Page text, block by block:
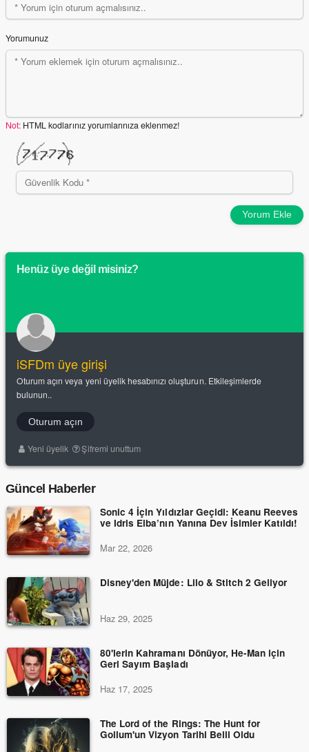
Yorumunuz
Not: HTML kodlarınız yorumlarınıza eklenmez!
Yorum Ekle
Henüz üye değil misiniz?
iSFDm üye girişi
Oturum açın veya yeni üyelik hesabınızı oluşturun. Etkileşimlerde
bulunun..
Oturum açın
Yeni üyelik Şifremi unuttum
Güncel Haberler
Sonic 4 İçin Yıldızlar Geçidi: Keanu Reeves
ve Idris Elba’nın Yanına Dev İsimler Katıldı!
Mar 22, 2026
Disney'den Müjde: Lilo & Stitch 2 Geliyor
Haz 29, 2025
80'lerin Kahramanı Dönüyor, He-Man için
Geri Sayım Başladı
Haz 17, 2025
The Lord of the Rings: The Hunt for
Gollum'un Vizyon Tarihi Belli Oldu